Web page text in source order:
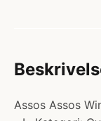
Assos Assos